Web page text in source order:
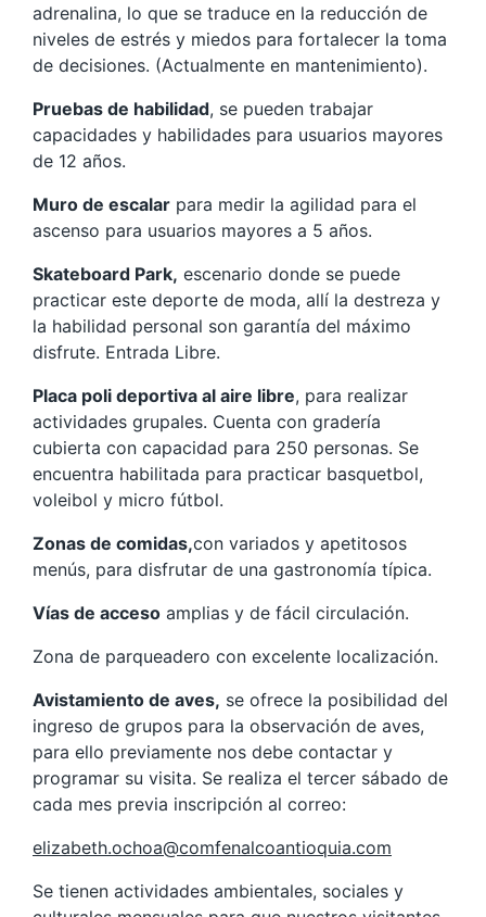
adrenalina, lo que se traduce en la reducción de
niveles de estrés y miedos para fortalecer la toma
de decisiones. (Actualmente en mantenimiento).
Pruebas de habilidad, se pueden trabajar
capacidades y habilidades para usuarios mayores
de 12 años.
Muro de escalar para medir la agilidad para el
ascenso para usuarios mayores a 5 años.
Skateboard Park, escenario donde se puede
practicar este deporte de moda, allí la destreza y
la habilidad personal son garantía del máximo
disfrute. Entrada Libre.
Placa poli deportiva al aire libre, para realizar
actividades grupales. Cuenta con gradería
cubierta con capacidad para 250 personas. Se
encuentra habilitada para practicar basquetbol,
voleibol y micro fútbol.
Zonas de comidas,con variados y apetitosos
menús, para disfrutar de una gastronomía típica.
Vías de acceso amplias y de fácil circulación.
Zona de parqueadero con excelente localización.
Avistamiento de aves, se ofrece la posibilidad del
ingreso de grupos para la observación de aves,
para ello previamente nos debe contactar y
programar su visita. Se realiza el tercer sábado de
cada mes previa inscripción al correo:
elizabeth.ochoa@comfenalcoantioquia.com
Se tienen actividades ambientales, sociales y